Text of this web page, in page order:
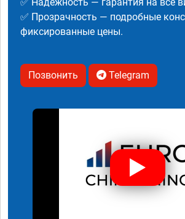
✅ Прозрачность — подробные
фиксированные цены.
Позвонить Telegram